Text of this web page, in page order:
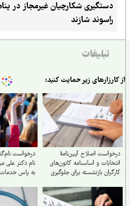
دستگیری شکارچیان غیرمجاز در
راسوند شازند
تبلیغات
زیر حمایت کنید:
اصلاح آیین‌نامهٔ
و اساسنامه کانون‌های
بازنشسته برای جلوگیری
درخواست نام‌گذاری
نام دکتر علی
به پاس خدمات